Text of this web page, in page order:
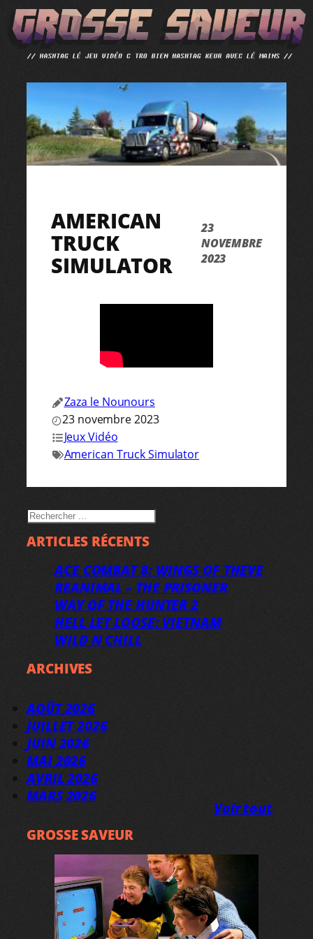
ALLER
AU
CONTENU
AMERICAN
TRUCK
SIMULATOR
23
NOVEMBRE
2023
Zaza le Nounours
23 novembre 2023
Jeux Vidéo
American Truck Simulator
RECHERCHER
ARTICLES RÉCENTS
ACE COMBAT 8: WINGS OF THEVE
REANIMAL – THE PRISONER
WAY OF THE HUNTER 2
HELL LET LOOSE: VIETNAM
WILD N CHILL
ARCHIVES
AOÛT 2026
JUILLET 2026
JUIN 2026
MAI 2026
AVRIL 2026
MARS 2026
Voir tout
GROSSE SAVEUR